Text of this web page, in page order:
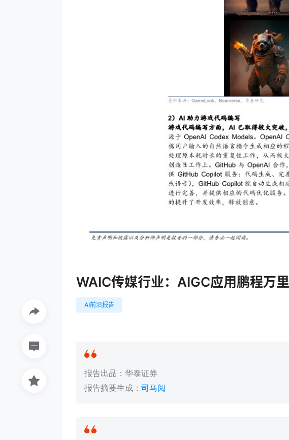
WAIC传媒行业：AIGC应用鹏程万里
AI前沿报告
报告出品：华泰证券
报告摘要生成： 司马阅